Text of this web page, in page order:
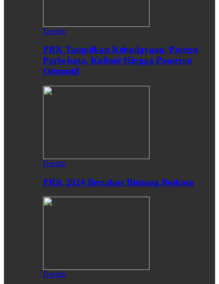
Daerah
PRK Tampilkan Kebudayaan, Potensi
Pariwisata, Kuliner Hingga Pameran
Otomotif
Daerah
PRK 2024 Bertabur Bintang Ibukota
Daerah